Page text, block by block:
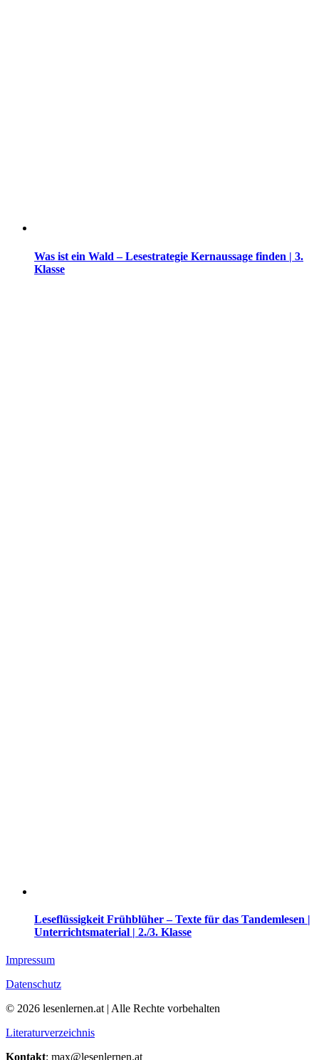
Was ist ein Wald – Lesestrategie Kernaussage finden | 3.
Klasse
Leseflüssigkeit Frühblüher – Texte für das Tandemlesen |
Unterrichtsmaterial | 2./3. Klasse
Impressum
Datenschutz
© 2026 lesenlernen.at | Alle Rechte vorbehalten
Literaturverzeichnis
Kontakt: max@lesenlernen.at